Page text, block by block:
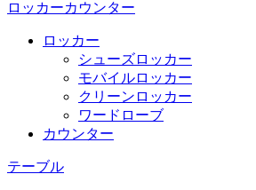
ロッカーカウンター
ロッカー
シューズロッカー
モバイルロッカー
クリーンロッカー
ワードローブ
カウンター
テーブル